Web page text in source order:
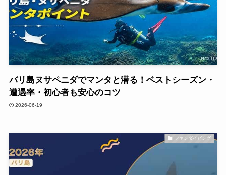
バリ島ヌサペニダでマンタと潜る！ベストシーズン・
遭遇率・初心者も安心のコツ
2026-06-19
ファンダイビング